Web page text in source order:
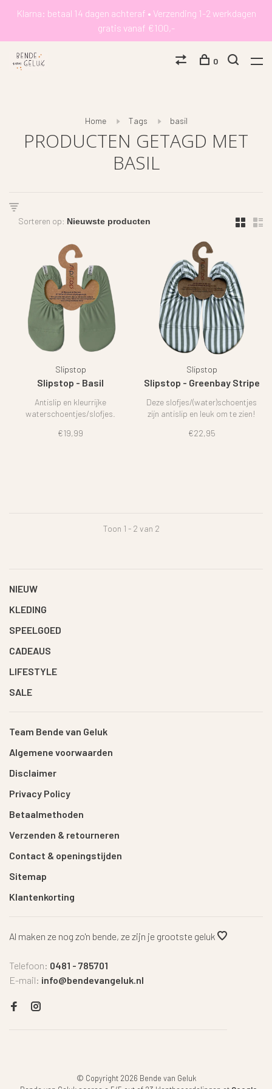
Klarna: betaal 14 dagen achteraf • Verzending 1-2 werkdagen
gratis vanaf €100,-
0
Home Tags basil
PRODUCTEN GETAGD MET
BASIL
Sorteren op:
Slipstop
Slipstop - Basil
Antislip en kleurrijke
waterschoentjes/slofjes.
€19,99
Slipstop
Slipstop - Greenbay Stripe
Deze slofjes/(water)schoentjes
zijn antislip en leuk om te zien!
€22,95
Toon 1 - 2 van 2
NIEUW
KLEDING
SPEELGOED
CADEAUS
LIFESTYLE
SALE
Team Bende van Geluk
Algemene voorwaarden
Disclaimer
Privacy Policy
Betaalmethoden
Verzenden & retourneren
Contact & openingstijden
Sitemap
Klantenkorting
Al maken ze nog zo'n bende, ze zijn je grootste geluk
Telefoon: 0481 - 785701
E-mail: info@bendevangeluk.nl
© Copyright 2026 Bende van Geluk